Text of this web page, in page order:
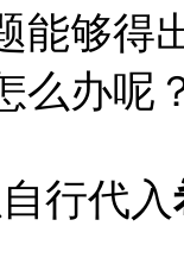
能够得
么办呢
行代入